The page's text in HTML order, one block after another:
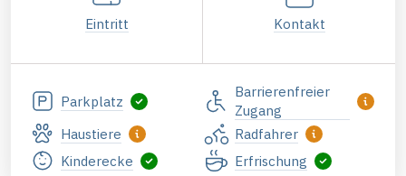
Eintritt Kontakt
Parkplatz
Barrierenfreier
Zugang
Haustiere
Radfahrer
Kinderecke
Erfrischung